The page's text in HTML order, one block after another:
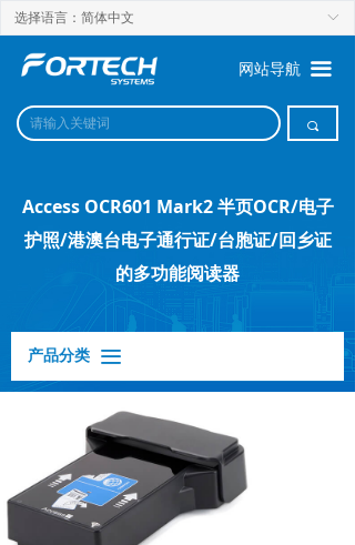
끠
끀
网站导航
ꀅ
选择语言：简体中文
Access OCR601 Mark2 半页OCR/电子
护照/港澳台电子通行证/台胞证/回乡证
的多功能阅读器
产品分类 끀